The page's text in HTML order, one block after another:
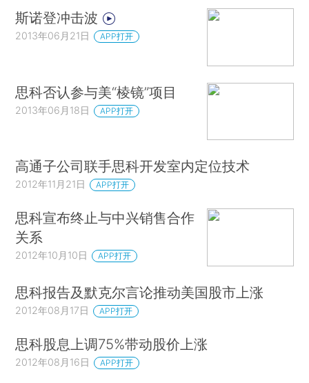
斯诺登冲击波
2013年06月21日 APP打开
思科否认参与美“棱镜”项目
2013年06月18日 APP打开
高通子公司联手思科开发室内定位技术
2012年11月21日 APP打开
思科宣布终止与中兴销售合作
关系
2012年10月10日 APP打开
思科报告及默克尔言论推动美国股市上涨
2012年08月17日 APP打开
思科股息上调75%带动股价上涨
2012年08月16日 APP打开